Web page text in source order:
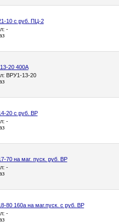
10 с руб. ПЦ-2
-
20 400А
ВРУ1-13-20
20 с руб. ВР
-
70 на маг. пуск. руб. ВР
-
80 160а на маг.пуск. с руб. ВР
-